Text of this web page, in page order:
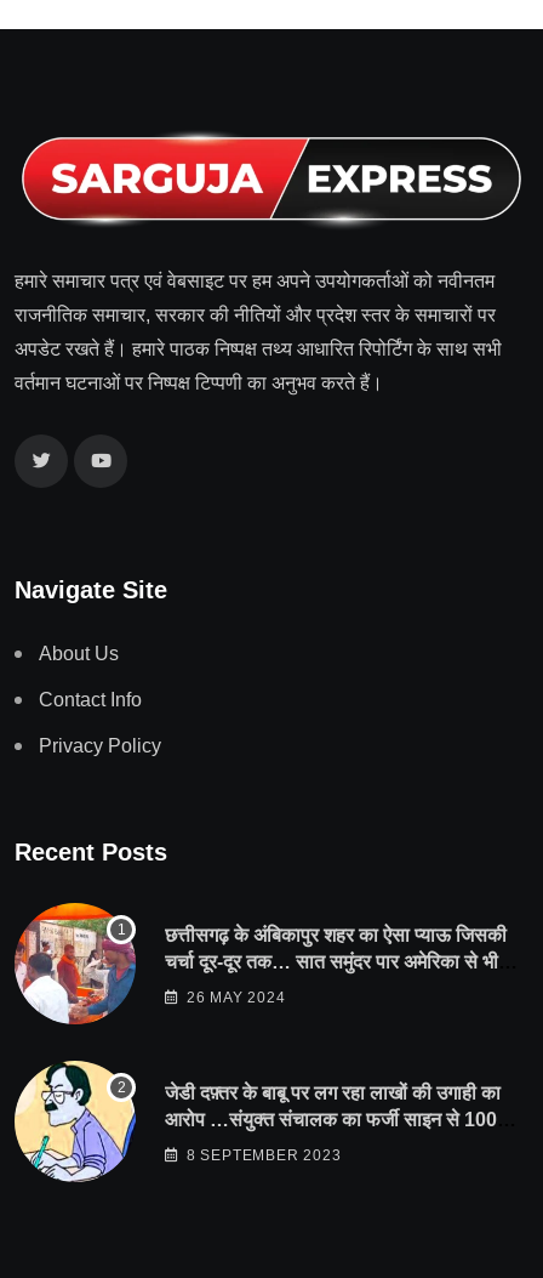
हमारे समाचार पत्र एवं वेबसाइट पर हम अपने उपयोगकर्ताओं को नवीनतम
राजनीतिक समाचार, सरकार की नीतियों और प्रदेश स्तर के समाचारों पर
अपडेट रखते हैं। हमारे पाठक निष्पक्ष तथ्य आधारित रिपोर्टिंग के साथ सभी
वर्तमान घटनाओं पर निष्पक्ष टिप्पणी का अनुभव करते हैं।
Navigate Site
About Us
Contact Info
Privacy Policy
Recent Posts
छत्तीसगढ़ के अंबिकापुर शहर का ऐसा प्याऊ जिसकी
चर्चा दूर-दूर तक… सात समुंदर पार अमेरिका से भी
पहुंचा सहयोग
26 MAY 2024
जेडी दफ़्तर के बाबू पर लग रहा लाखों की उगाही का
आरोप …संयुक्त संचालक का फर्जी साइन से 100
शिक्षकों क़ो थमाया संशोधन आदेश
8 SEPTEMBER 2023